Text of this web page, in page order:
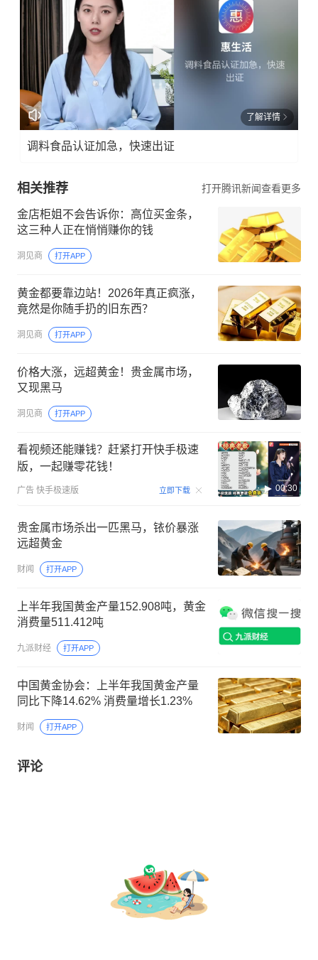
了解详情
调料食品认证加急，快速出证
相关推荐 打开腾讯新闻查看更多
金店柜姐不会告诉你：高位买金条，
这三种人正在悄悄赚你的钱
洞见商 打开APP
黄金都要靠边站！2026年真正疯涨，
竟然是你随手扔的旧东西？
洞见商 打开APP
价格大涨，远超黄金！贵金属市场，
又现黑马
洞见商 打开APP
看视频还能赚钱？赶紧打开快手极速
版，一起赚零花钱！
广告 快手极速版 立即下载 00:30
贵金属市场杀出一匹黑马，铱价暴涨
远超黄金
财闻 打开APP
上半年我国黄金产量152.908吨，黄金
消费量511.412吨
九派财经 打开APP
中国黄金协会：上半年我国黄金产量
同比下降14.62% 消费量增长1.23%
财闻 打开APP
评论